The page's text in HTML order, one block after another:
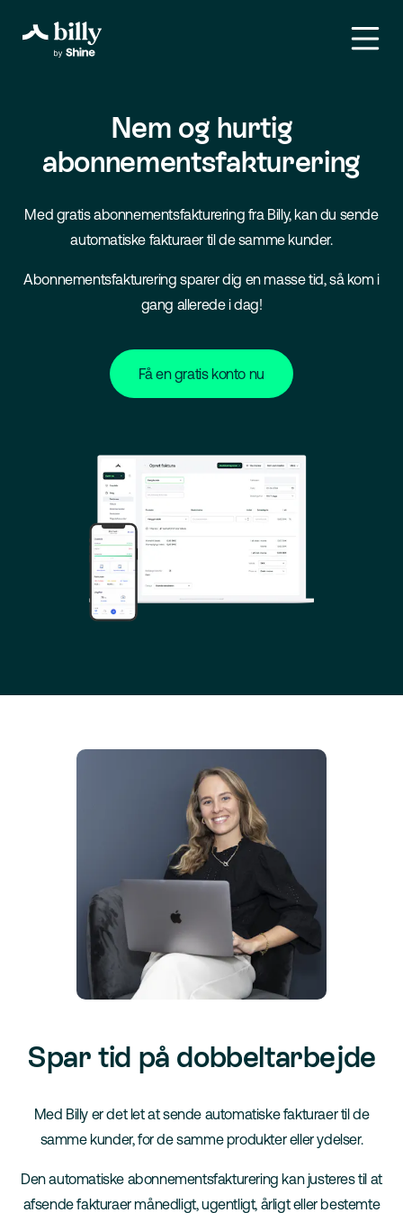
Nem og hurtig
abonnementsfakturering
Med gratis abonnementsfakturering fra Billy, kan du sende
automatiske fakturaer til de samme kunder.
Abonnementsfakturering sparer dig en masse tid, så kom i
gang allerede i dag!
Få en gratis konto nu
Spar tid på dobbeltarbejde
Med Billy er det let at sende automatiske fakturaer til de
samme kunder, for de samme produkter eller ydelser.
Den automatiske abonnementsfakturering kan justeres til at
afsende fakturaer månedligt, ugentligt, årligt eller bestemte